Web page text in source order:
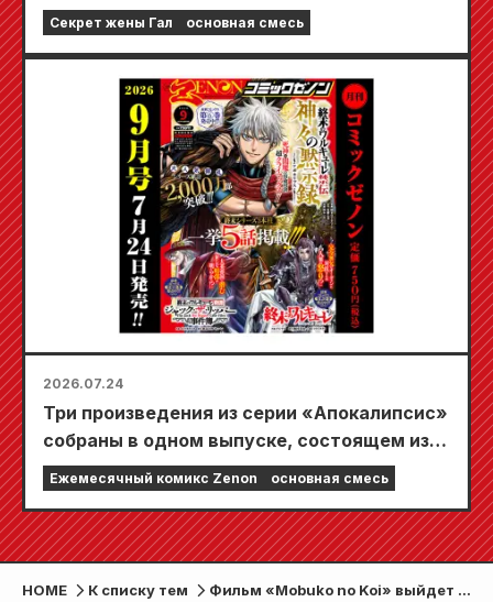
специальным игровым ковриком,
украшенным потрясающе красивой
Кудо! Выход 6-го тома «Секрета невесты-
девушки» запланирован на 20 октября!
Секрет жены Гал основная смесь
2026.07.24
Три произведения из серии «Апокалипсис»
собраны в одном выпуске, состоящем из 5
глав!! «Ежемесячный комикс Zenon,
сентябрьский выпуск 2026 года» поступит
в продажу 24 июля!!
Ежемесячный комикс Zenon основная смесь
HOME К списку тем
Фильм «Mobuko no Koi» выйдет в